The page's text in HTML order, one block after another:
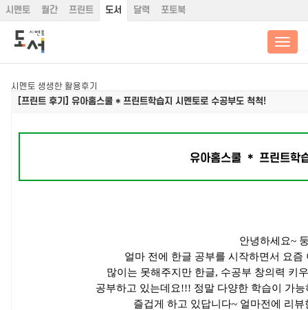
시멘토 월간 프린트 도서 달력 포토북
시멘토 생생한 활용후기
[프린트 후기] 유아홈스쿨 * 프린트학습지 시멘토로 수공부도 척척!
유아홈스쿨 ＊ 프린트학
안녕하세요~
얼마 전에 한글 공부를 시작하면서 요
많이는 못해주지만 한글, 수공부 창의력 키
공부하고 있는데요!!! 정말 다양한 학습이 가
즐겁게 하고 있답니다~ 얼마전에 리